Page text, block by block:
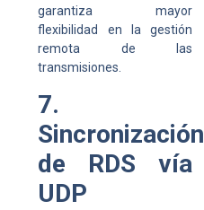
garantiza mayor
flexibilidad en la gestión
remota de las
transmisiones.
7.
Sincronización
de RDS vía
UDP